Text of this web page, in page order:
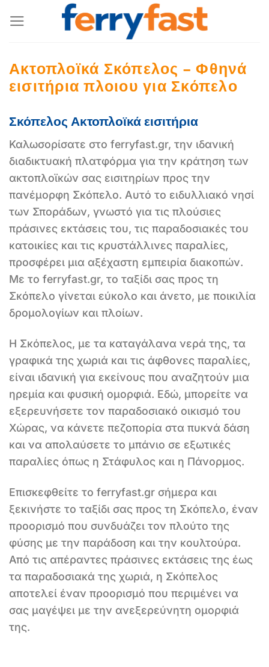
στο
Ακτοπλοϊκά Σκόπελος – Φθηνά
εισιτήρια πλοιου για Σκόπελο
Σκόπελος Ακτοπλοϊκά εισιτήρια
Καλωσορίσατε στο ferryfast.gr, την ιδανική
διαδικτυακή πλατφόρμα για την κράτηση των
ακτοπλοϊκών σας εισιτηρίων προς την
πανέμορφη Σκόπελο. Αυτό το ειδυλλιακό νησί
των Σποράδων, γνωστό για τις πλούσιες
πράσινες εκτάσεις του, τις παραδοσιακές του
κατοικίες και τις κρυστάλλινες παραλίες,
προσφέρει μια αξέχαστη εμπειρία διακοπών.
Με το ferryfast.gr, το ταξίδι σας προς τη
Σκόπελο γίνεται εύκολο και άνετο, με ποικιλία
δρομολογίων και πλοίων.
Η Σκόπελος, με τα καταγάλανα νερά της, τα
γραφικά της χωριά και τις άφθονες παραλίες,
είναι ιδανική για εκείνους που αναζητούν μια
ηρεμία και φυσική ομορφιά. Εδώ, μπορείτε να
εξερευνήσετε τον παραδοσιακό οικισμό του
Χώρας, να κάνετε πεζοπορία στα πυκνά δάση
και να απολαύσετε το μπάνιο σε εξωτικές
παραλίες όπως η Στάφυλος και η Πάνορμος.
Επισκεφθείτε το ferryfast.gr σήμερα και
ξεκινήστε το ταξίδι σας προς τη Σκόπελο, έναν
προορισμό που συνδυάζει τον πλούτο της
φύσης με την παράδοση και την κουλτούρα.
Από τις απέραντες πράσινες εκτάσεις της έως
τα παραδοσιακά της χωριά, η Σκόπελος
αποτελεί έναν προορισμό που περιμένει να
σας μαγέψει με την ανεξερεύνητη ομορφιά
της.